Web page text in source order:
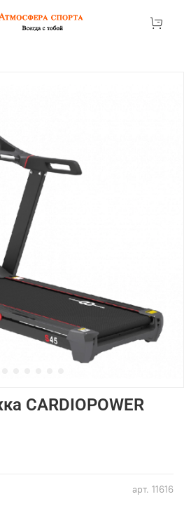
арт. 11616
CARDIOPOWER